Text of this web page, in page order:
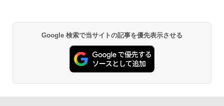
Google 検索で当サイトの記事を優先表示させる